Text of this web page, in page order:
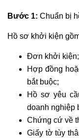
Bước 1: Chuẩn bị
Hồ sơ khởi kiện
Đơn khởi kiện;
Hợp đồng
bắt buộc;
Hồ sơ yêu
doanh nghiệp
Chứng cứ về
Giấy tờ tùy